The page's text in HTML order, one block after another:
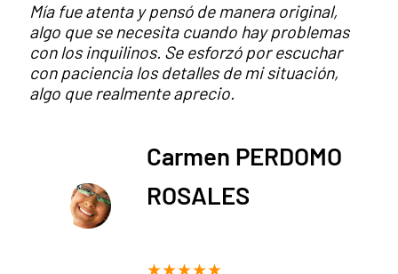
Mía fue atenta y pensó de manera original,
algo que se necesita cuando hay problemas
con los inquilinos. Se esforzó por escuchar
con paciencia los detalles de mi situación,
algo que realmente aprecio.
Carmen PERDOMO
ROSALES
★★★★★